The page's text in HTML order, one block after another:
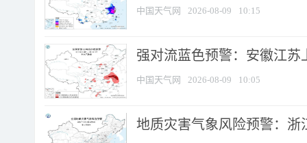
中国天气网 2026-08-09 10:15
强对流蓝色预警：安徽江苏
中国天气网 2026-08-09 10:05
地质灾害气象风险预警：浙